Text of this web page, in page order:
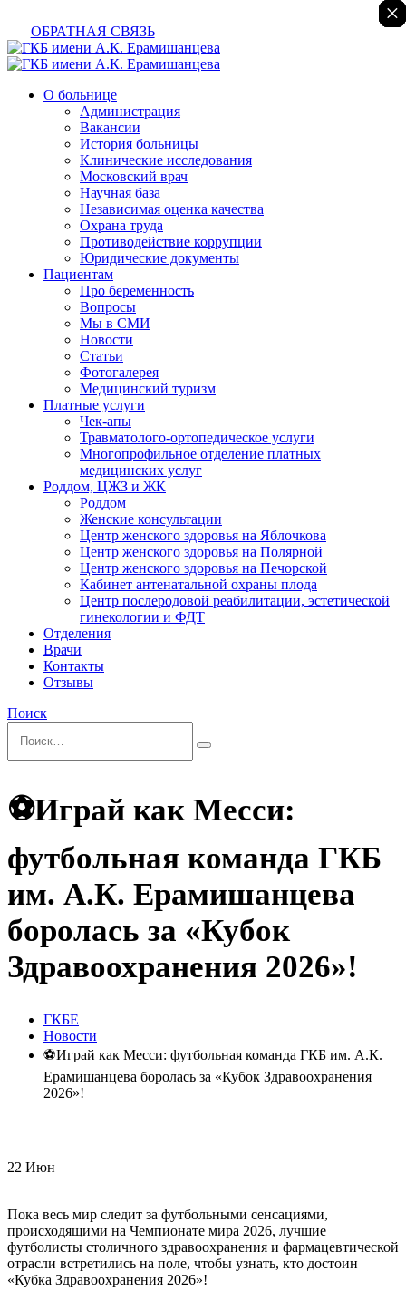
ОБРАТНАЯ СВЯЗЬ
О больнице
Администрация
Вакансии
История больницы
Клинические исследования
Московский врач
Научная база
Независимая оценка качества
Охрана труда
Противодействие коррупции
Юридические документы
Пациентам
Про беременность
Вопросы
Мы в СМИ
Новости
Статьи
Фотогалерея
Медицинский туризм
Платные услуги
Чек-апы
Травматолого-ортопедическое услуги
Многопрофильное отделение платных
медицинских услуг
Роддом, ЦЖЗ и ЖК
Роддом
Женские консультации
Центр женского здоровья на Яблочкова
Центр женского здоровья на Полярной
Центр женского здоровья на Печорской
Кабинет антенатальной охраны плода
Центр послеродовой реабилитации, эстетической
гинекологии и ФДТ
Отделения
Врачи
Контакты
Отзывы
Поиск
⚽️Играй как Месси:
футбольная команда ГКБ
им. А.К. Ерамишанцева
боролась за «Кубок
Здравоохранения 2026»!
ГКБЕ
Новости
⚽️Играй как Месси: футбольная команда ГКБ им. А.К.
Ерамишанцева боролась за «Кубок Здравоохранения
2026»!
22 Июн
Пока весь мир следит за футбольными сенсациями,
происходящими на Чемпионате мира 2026, лучшие
футболисты столичного здравоохранения и фармацевтической
отрасли встретились на поле, чтобы узнать, кто достоин
«Кубка Здравоохранения 2026»!
×
×
×
×
×